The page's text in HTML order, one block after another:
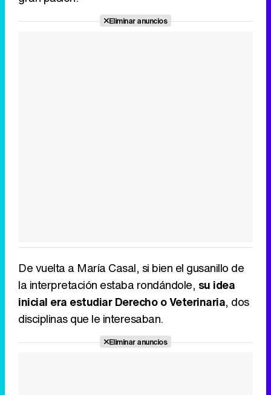
Eliminar anuncios
De vuelta a María Casal, si bien el gusanillo de
la interpretación estaba rondándole, su idea
inicial era estudiar Derecho o Veterinaria, dos
disciplinas que le interesaban.
Eliminar anuncios